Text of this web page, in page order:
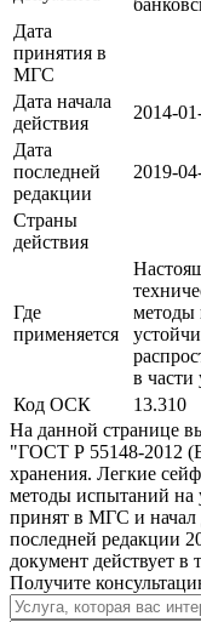
Дата
принятия в
МГС
Дата начала
действия
2014-
Дата
последней
редакции
2019-
Страны
действия
Где
применяется
методы
в части
Код ОСК
13.310
На данной странице
"ГОСТ Р 55148-2012
хранения. Легкие
методы испытаний на
принят в МГС и начал
последней редакции
документ действует в
Получите